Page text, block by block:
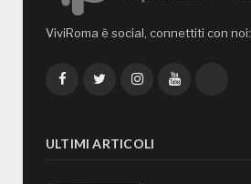
ViviRoma è social, connettiti con noi:
FacebookTwitterInstagramYouTube
ULTIMI ARTICOLI